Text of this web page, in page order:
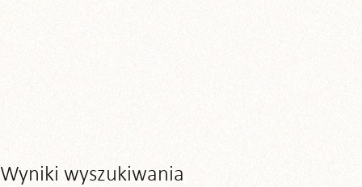
Wyniki wyszukiwania